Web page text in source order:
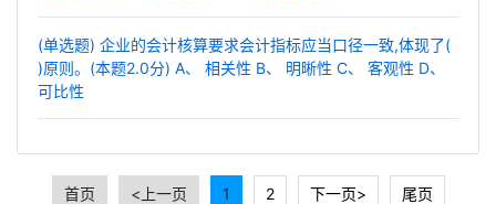
(单选题) 企业的会计核算要求会计指标应当口径一致,体现了(
)原则。(本题2.0分) A、 相关性 B、 明晰性 C、 客观性 D、
可比性
首页 <上一页 1 2 下一页> 尾页